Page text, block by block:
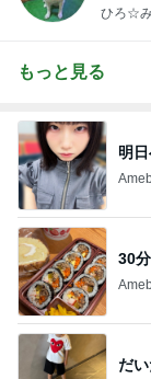
ひろ☆
もっと見る
明
30
だ